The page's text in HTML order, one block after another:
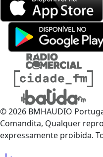
© 2026 BMHAUDIO
Comandita, Qualquer
expressamente proibida.